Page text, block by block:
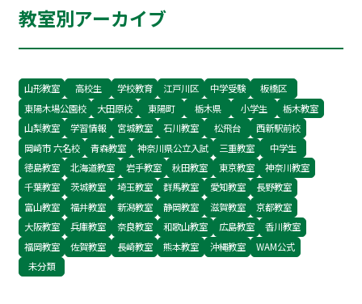
教室別アーカイブ
山形教室 高校生 学校教育 江戸川区 中学受験
板橋区
東陽木場公園校
大田原校 東陽町 栃木県 小学生
栃木教室
山梨教室
学習情報 宮城教室 石川教室 松飛台
西新駅前校
岡崎市 六名校
青森教室 神奈川県公立入試 三重教室
中学生
徳島教室
北海道教室 岩手教室 秋田教室 東京教室
神奈川教室
千葉教室
茨城教室 埼玉教室 群馬教室 愛知教室
長野教室
富山教室
福井教室 新潟教室 静岡教室 滋賀教室
京都教室
大阪教室
兵庫教室 奈良教室 和歌山教室 広島教室
香川教室
福岡教室
佐賀教室 長崎教室 熊本教室 沖縄教室
WAM公式
未分類